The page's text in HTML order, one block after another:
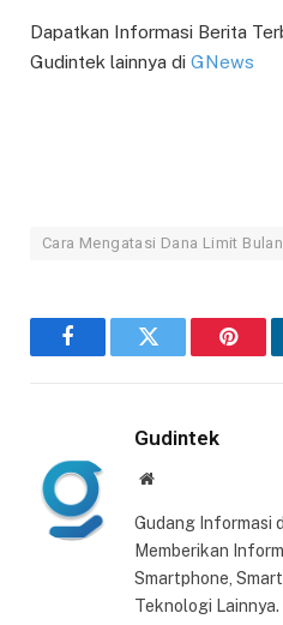
Dapatkan Informasi Berita
Gudintek lainnya di GNews
Cara Mengatasi Dana Limit
FacebookTwitter
Gudintek
Website
Gudang Informasi
Memberikan
Smartphone,
Teknologi Lainnya.